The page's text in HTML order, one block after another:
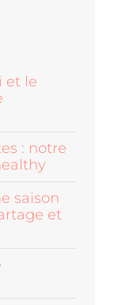
et le
: notre
saison
et